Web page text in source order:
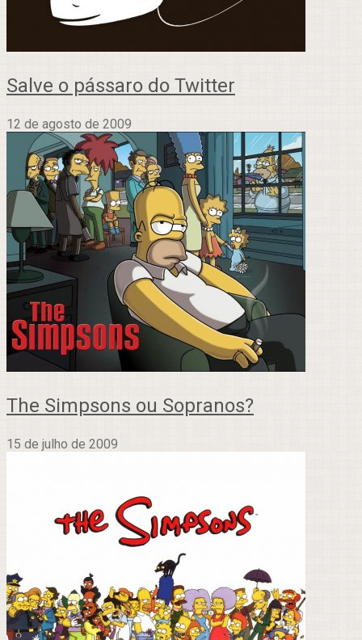
Salve o pássaro do Twitter
12 de agosto de 2009
The Simpsons ou Sopranos?
15 de julho de 2009